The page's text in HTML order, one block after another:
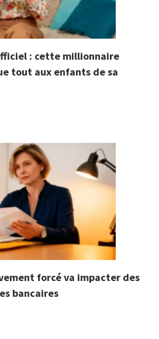
: cette millionnaire
tout aux enfants de sa
forcé va impacter des
bancaires